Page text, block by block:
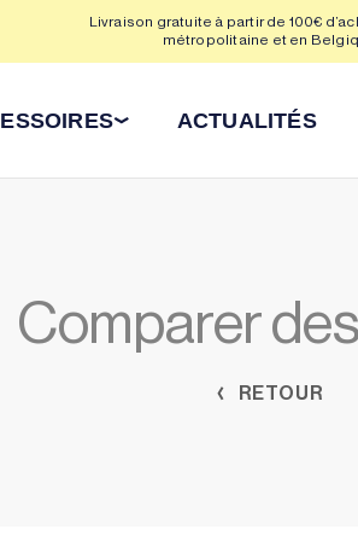
Livraison gratuite à partir de 100€
métropolitaine et en
ACTUALITÉS
Comparer
RETOUR